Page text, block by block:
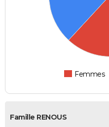
Femmes
Famille RENOUS